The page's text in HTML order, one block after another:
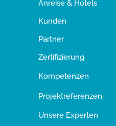
Anreise & Hotels
Kunden
Partner
Zertifizierung
Kompetenzen
Projektreferenzen
Unsere Experten